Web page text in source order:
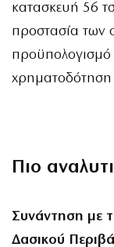
κατασκευή 56
προστασία των
προϋπολογισμό
Πιο
Συνάντηση με
Δασικού